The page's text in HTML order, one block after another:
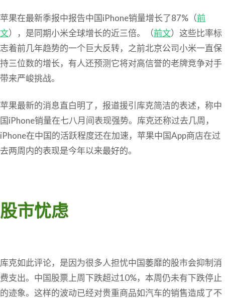
苹果在最新季报中报告中国iPhone销量增长了87%（前
文），是同期小米全球增长的近三倍。（前文）这些比率标
志着前几年趋势的一个巨大反转，之前北京公司小米一直保
持三位数的增长，有人还预测它将对高信誉的老牌竞争对手
带来严峻挑战。
苹果最新的消息直白明了，报道援引库克简洁的表述，称中
国iPhone销量在七八月间表现强势。库克还称过去几周，
iPhone在中国的活跃程度还在加速，苹果中国App商店在过
去两周内的表现是今年以来最好的。
股市忧虑
库克如此评论，是因为很多人担忧中国萎靡的股市会抑制消
费支出。中国股票上周下跌超过10%，本周仍未有下跌停止
的迹象。这样的波动已经对贵重商品如汽车的销售造成了不